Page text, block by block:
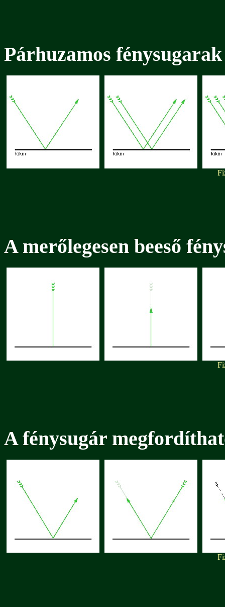
Párhuzamos
A merőlegesen beeső
A fénysugár